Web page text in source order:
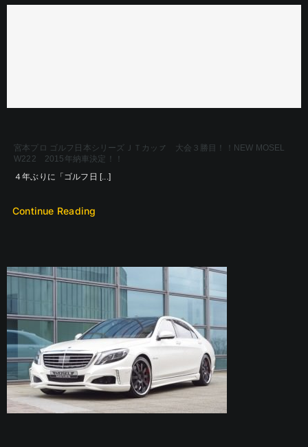
宮本プロ ゴルフ日本シリーズＪＴカッㇷ゚ 大会３勝目！！NEW MOSEL
W222 2015年納車決定！！
４年ぶりに「ゴルフ日 [...]
Continue Reading